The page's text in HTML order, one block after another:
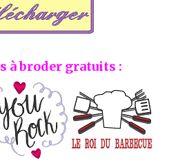
à broder gratuits :